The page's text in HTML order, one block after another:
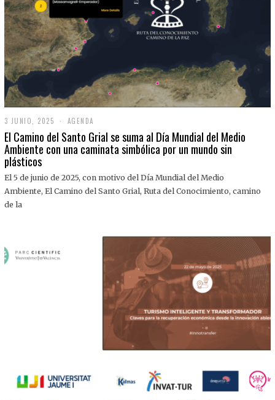
3 JUNIO, 2025
J
U
N
,
0
AGENDA
El Camino del Santo Grial se suma al Día Mundial del Medio
Ambiente con una caminata simbólica por un mundo sin
plásticos
El 5 de junio de 2025, con motivo del Día Mundial del Medio
Ambiente, El Camino del Santo Grial, Ruta del Conocimiento, camino
de la